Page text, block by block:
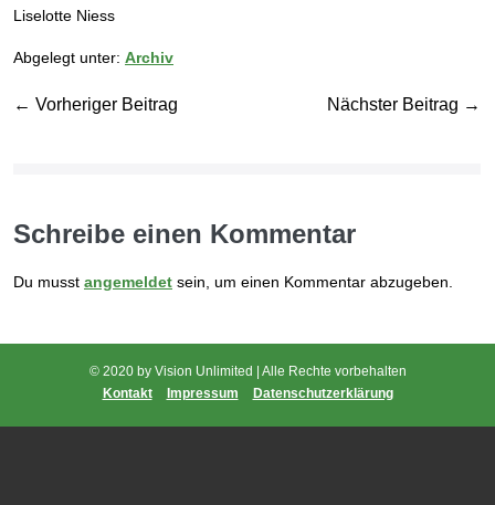
Liselotte Niess
Abgelegt unter: Archiv
← Vorheriger Beitrag Nächster Beitrag →
Schreibe einen Kommentar
Du musst angemeldet sein, um einen Kommentar abzugeben.
© 2020 by Vision Unlimited | Alle Rechte vorbehalten
Kontakt
Impressum Datenschutzerklärung